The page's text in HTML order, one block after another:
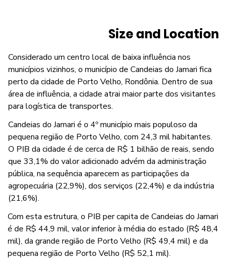
Size and Location
Considerado um centro local de baixa influência nos
municípios vizinhos, o município de Candeias do Jamari fica
perto da cidade de Porto Velho, Rondônia. Dentro de sua
área de influência, a cidade atrai maior parte dos visitantes
para logística de transportes.
Candeias do Jamari é o 4º município mais populoso da
pequena região de Porto Velho, com 24,3 mil habitantes.
O PIB da cidade é de cerca de R$ 1 bilhão de reais, sendo
que 33,1% do valor adicionado advém da administração
pública, na sequência aparecem as participações da
agropecuária (22,9%), dos serviços (22,4%) e da indústria
(21,6%).
Com esta estrutura, o PIB per capita de Candeias do Jamari
é de R$ 44,9 mil, valor inferior à média do estado (R$ 48,4
mil), da grande região de Porto Velho (R$ 49,4 mil) e da
pequena região de Porto Velho (R$ 52,1 mil).